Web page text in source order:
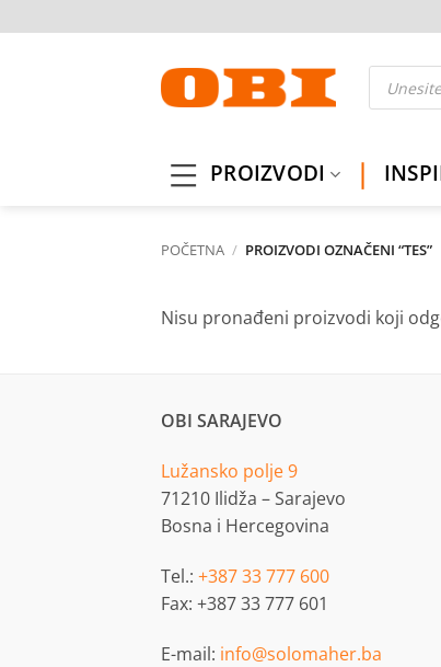
to
Products
search
PROIZVODI
POČETNA / PROIZVODI OZNAČENI “TES”
Nisu pronađeni proizvodi koji
OBI SARAJEVO
Lužansko polje 9
71210 Ilidža – Sarajevo
Bosna i Hercegovina
Tel.: +387 33 777 600
Fax: +387 33 777 601
E-mail: info@solomaher.ba